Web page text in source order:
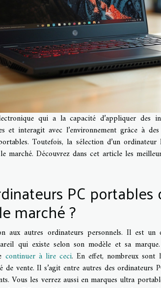
qui a la capacité d’appliquer des
et interagit avec l’environnement grâce à
Toutefois, la sélection d’un
marché. Découvrez dans cet article les
PC portables
marché ?
autres ordinateurs personnels. Il est un
qui existe selon son modèle et sa
continuer à lire ceci. En effet, nombreux sont
de vente. Il s’agit entre autres des
Vous les verrez aussi en marques ultra